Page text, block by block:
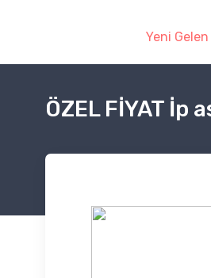
Yeni Gelen
ÖZEL FİYAT İp